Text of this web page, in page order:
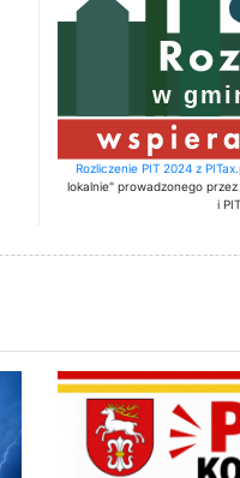
Rozliczenie PIT 2024 z
lokalnie" prowadzonego
i